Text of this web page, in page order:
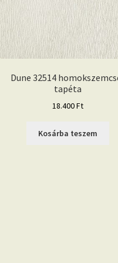
Dune 32514
tapéta
18.400Ft
Kosárba teszem